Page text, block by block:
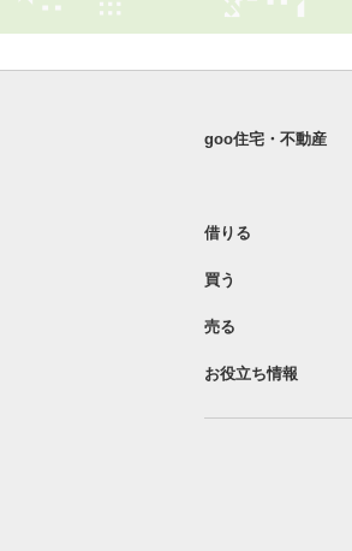
goo住宅・不動産
借りる
買う
売る
お役立ち情報